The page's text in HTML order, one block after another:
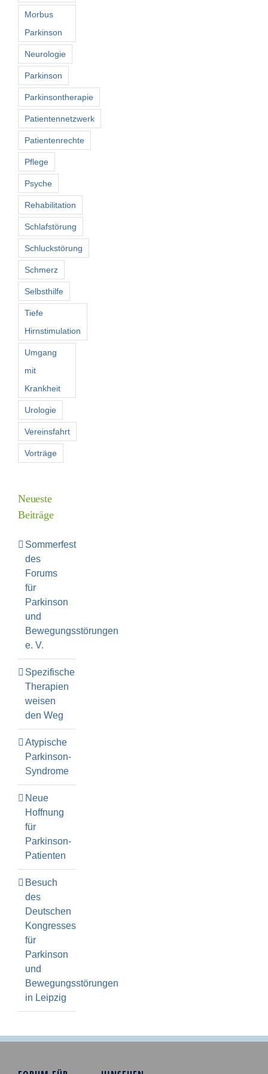
Morbus
Parkinson
Neurologie
Parkinson
Parkinsontherapie
Patientennetzwerk
Patientenrechte
Pflege
Psyche
Rehabilitation
Schlafstörung
Schluckstörung
Schmerz
Selbsthilfe
Tiefe
Hirnstimulation
Umgang
mit
Krankheit
Urologie
Vereinsfahrt
Vorträge
Neueste
Beiträge
Sommerfest
des
Forums
für
Parkinson
und
Bewegungsstörungen
e. V.
Spezifische
Therapien
weisen
den Weg
Atypische
Parkinson-
Syndrome
Neue
Hoffnung
für
Parkinson-
Patienten
Besuch
des
Deutschen
Kongresses
für
Parkinson
und
Bewegungsstörungen
in Leipzig